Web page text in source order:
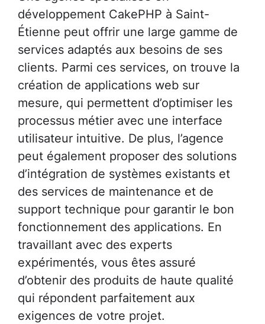
développement CakePHP à Saint-
Étienne peut offrir une large gamme de
services adaptés aux besoins de ses
clients. Parmi ces services, on trouve la
création de applications web sur
mesure, qui permettent d’optimiser les
processus métier avec une interface
utilisateur intuitive. De plus, l’agence
peut également proposer des solutions
d’intégration de systèmes existants et
des services de maintenance et de
support technique pour garantir le bon
fonctionnement des applications. En
travaillant avec des experts
expérimentés, vous êtes assuré
d’obtenir des produits de haute qualité
qui répondent parfaitement aux
exigences de votre projet.